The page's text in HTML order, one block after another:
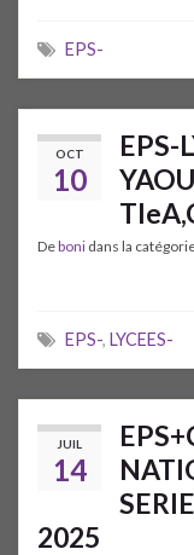
EPS-
OCT
10
EPS-
Deboni dans la
EPS-, LYCEES-
JUIL
14
2025